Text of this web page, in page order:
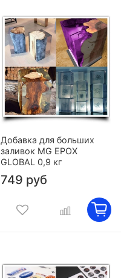
Добавка для больших
заливок MG EPOX
GLOBAL 0,9 кг
749 руб